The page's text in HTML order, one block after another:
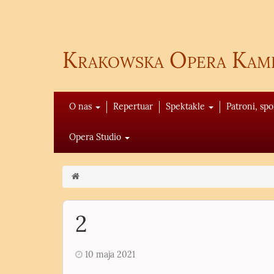
Krakowska Opera
O nas Repertuar Spektakle Patroni,
Opera Studio
2
10 maja 2021